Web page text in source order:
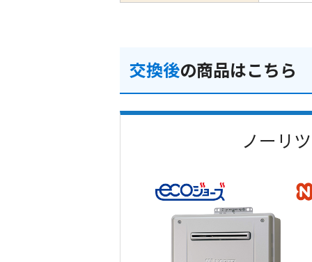
交換後の商品はこちら
ノーリ